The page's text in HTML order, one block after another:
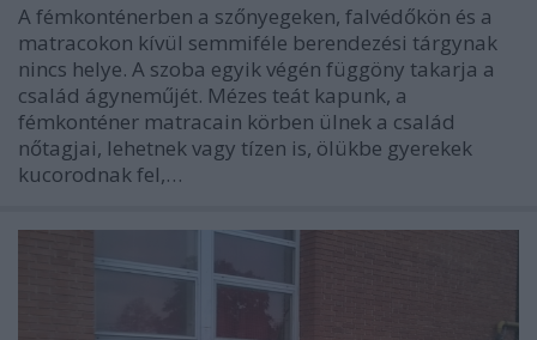
A fémkonténerben a szőnyegeken, falvédőkön és a
matracokon kívül semmiféle berendezési tárgynak
nincs helye. A szoba egyik végén függöny takarja a
család ágyneműjét. Mézes teát kapunk, a
fémkonténer matracain körben ülnek a család
nőtagjai, lehetnek vagy tízen is, ölükbe gyerekek
kucorodnak fel,…